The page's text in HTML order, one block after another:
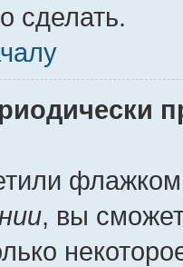
сделать.
, вы